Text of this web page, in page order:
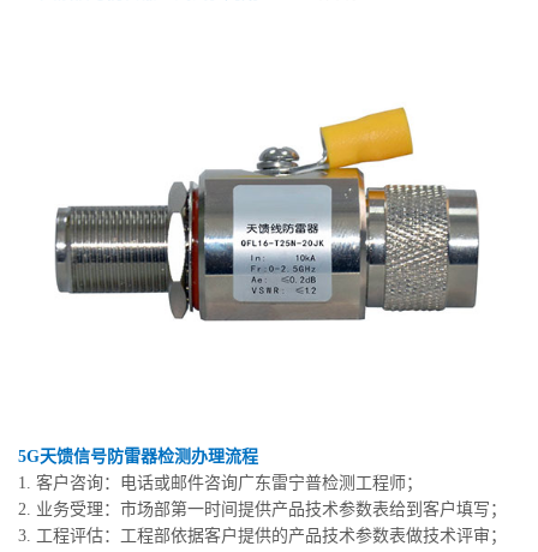
5G天馈信号防雷器检测办理流程
1. 客户咨询：电话或邮件咨询广东雷宁普检测工程师；
2. 业务受理：市场部第一时间提供产品技术参数表给到客户填写；
3. 工程评估：工程部依据客户提供的产品技术参数表做技术评审；